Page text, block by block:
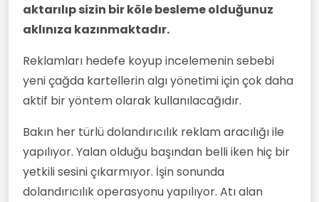
aktarılıp sizin bir köle besleme olduğunuz
aklınıza kazınmaktadır.
Reklamları hedefe koyup incelemenin sebebi
yeni çağda kartellerin algı yönetimi için çok daha
aktif bir yöntem olarak kullanılacağıdır.
Bakın her türlü dolandırıcılık reklam aracılığı ile
yapılıyor. Yalan olduğu başından belli iken hiç bir
yetkili sesini çıkarmıyor. İşin sonunda
dolandırıcılık operasyonu yapılıyor. Atı alan